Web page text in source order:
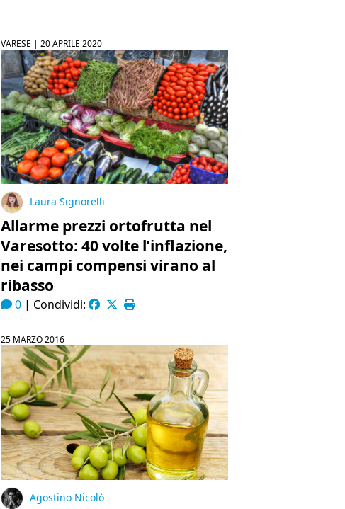
VARESE | 20 APRILE 2020
Laura Signorelli
Allarme prezzi ortofrutta nel
Varesotto: 40 volte l’inflazione,
nei campi compensi virano al
ribasso
0| Condividi:
25 MARZO 2016
Agostino Nicolò